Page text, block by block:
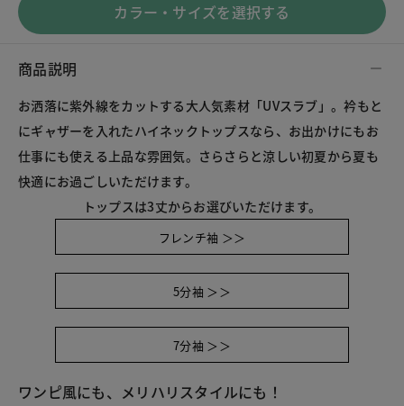
カラー・サイズを選択する
商品説明
お洒落に紫外線をカットする大人気素材「UVスラブ」。衿もと
にギャザーを入れたハイネックトップスなら、お出かけにもお
仕事にも使える上品な雰囲気。さらさらと涼しい初夏から夏も
快適にお過ごしいただけます。
トップスは3丈からお選びいただけます。
フレンチ袖 ＞＞
5分袖 ＞＞
7分袖 ＞＞
ワンピ風にも、メリハリスタイルにも！